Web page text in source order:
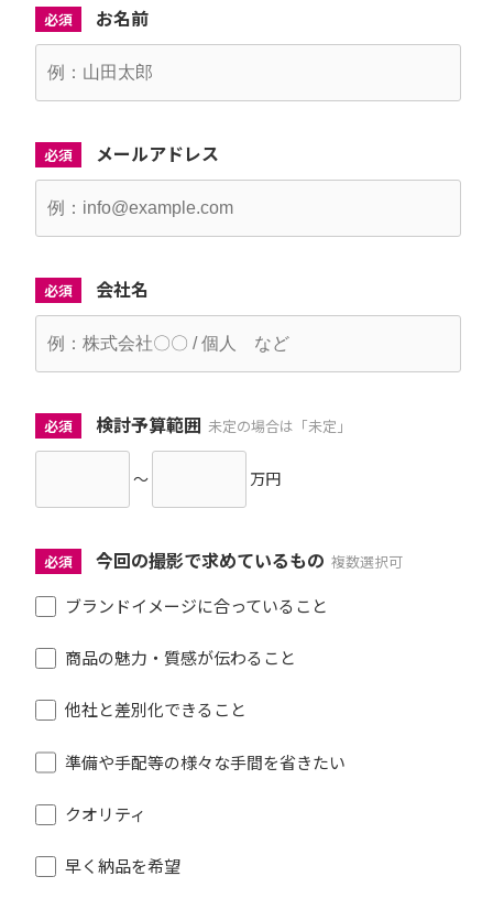
必須 お名前
必須 メールアドレス
必須 会社名
必須 検討予算範囲 未定の場合は「未定」
～ 万円
必須 今回の撮影で求めているもの 複数選択可
ブランドイメージに合っていること
商品の魅力・質感が伝わること
他社と差別化できること
準備や手配等の様々な手間を省きたい
クオリティ
早く納品を希望